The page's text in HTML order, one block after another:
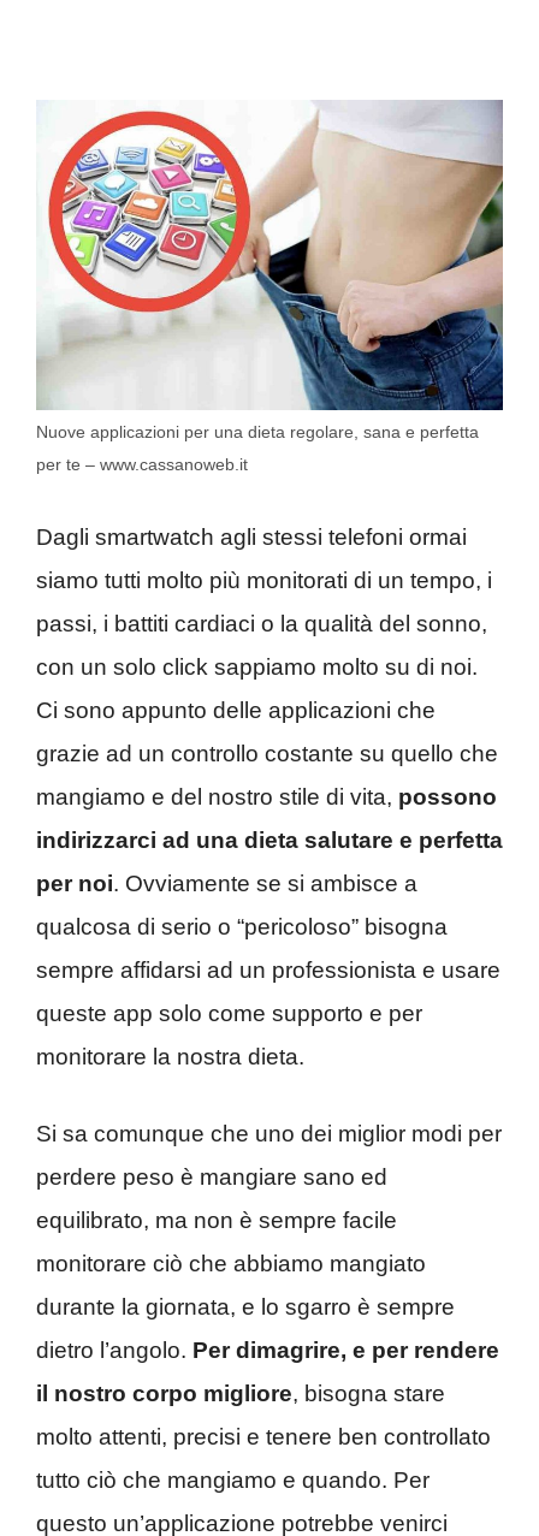
Nuove applicazioni per una dieta regolare, sana e perfetta
per te – www.cassanoweb.it
Dagli smartwatch agli stessi telefoni ormai
siamo tutti molto più monitorati di un tempo, i
passi, i battiti cardiaci o la qualità del sonno,
con un solo click sappiamo molto su di noi.
Ci sono appunto delle applicazioni che
grazie ad un controllo costante su quello che
mangiamo e del nostro stile di vita, possono
indirizzarci ad una dieta salutare e perfetta
per noi. Ovviamente se si ambisce a
qualcosa di serio o “pericoloso” bisogna
sempre affidarsi ad un professionista e usare
queste app solo come supporto e per
monitorare la nostra dieta.
Si sa comunque che uno dei miglior modi per
perdere peso è mangiare sano ed
equilibrato, ma non è sempre facile
monitorare ciò che abbiamo mangiato
durante la giornata, e lo sgarro è sempre
dietro l’angolo. Per dimagrire, e per rendere
il nostro corpo migliore, bisogna stare
molto attenti, precisi e tenere ben controllato
tutto ciò che mangiamo e quando. Per
questo un’applicazione potrebbe venirci